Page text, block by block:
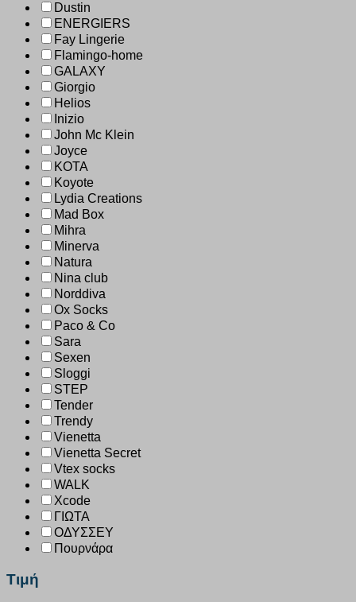
Dustin
ENERGIERS
Fay Lingerie
Flamingo-home
GALAXY
Giorgio
Helios
Inizio
John Mc Klein
Joyce
KOTA
Koyote
Lydia Creations
Mad Box
Mihra
Minerva
Natura
Nina club
Norddiva
Ox Socks
Paco & Co
Sara
Sexen
Sloggi
STEP
Tender
Trendy
Vienetta
Vienetta Secret
Vtex socks
WALK
Xcode
ΓΙΩΤΑ
ΟΔΥΣΣΕΥ
Πουρνάρα
Τιμή